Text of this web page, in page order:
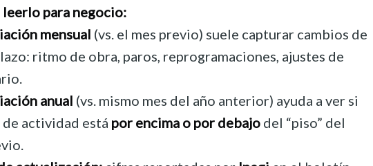
leerlo para negocio:
mensual (vs. el mes previo) suele capturar cambios de
ritmo de obra, paros, reprogramaciones, ajustes de
anual (vs. mismo mes del año anterior) ayuda a ver si
actividad está por encima o por debajo del “piso” del